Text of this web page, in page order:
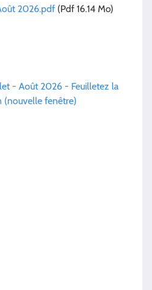
2026.pdf (Pdf 16.14 Mo)
- Août 2026 - Feuilletez la
(nouvelle fenêtre)